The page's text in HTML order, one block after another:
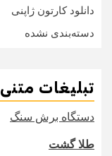
دانلود کارتون ژاپنی
دسته‌بندی نشده
تبلیغات متنی
دستگاه برش سنگ
طلا گشت